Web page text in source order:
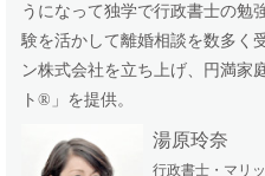
うになって独学で行政書士の勉
験を活かして離婚相談を数多く
ン株式会社を立ち上げ、円満家
ト® 」を提供。
湯原玲奈
行政書士・マリ